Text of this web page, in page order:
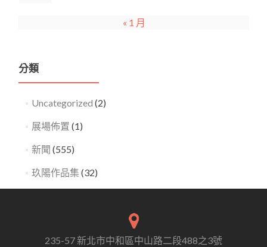
« 1 月
分類
Uncategorized (2)
展場佈置 (1)
新聞 (555)
玖陽作品集 (32)
235-57 新北市中和區中山路二段488之3號